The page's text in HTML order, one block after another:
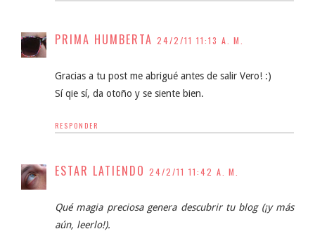
PRIMA HUMBERTA 24/2/11 11:13 A. M.
Gracias a tu post me abrigué antes de salir Vero! :)
Sí qie sí, da otoño y se siente bien.
RESPONDER
ESTAR LATIENDO 24/2/11 11:42 A. M.
Qué magia preciosa genera descubrir tu blog (¡y más
aún, leerlo!).